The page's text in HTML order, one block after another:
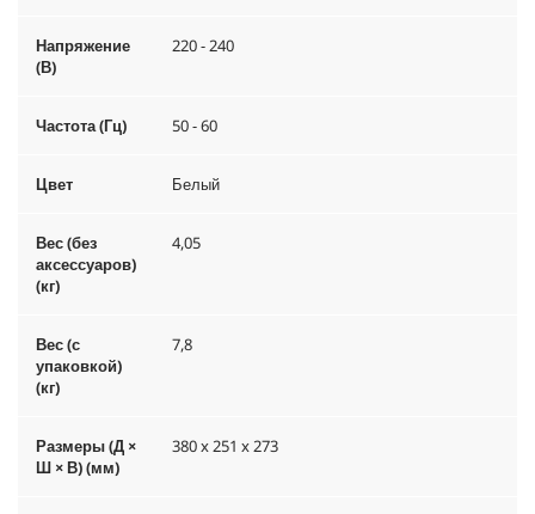
Напряжение
(В)
220 - 240
Частота (Гц) 50 - 60
Цвет Белый
Вес (без
аксессуаров)
(кг)
4,05
Вес (с
упаковкой)
(кг)
7,8
Размеры (Д ×
Ш × В) (мм)
380 x 251 x 273